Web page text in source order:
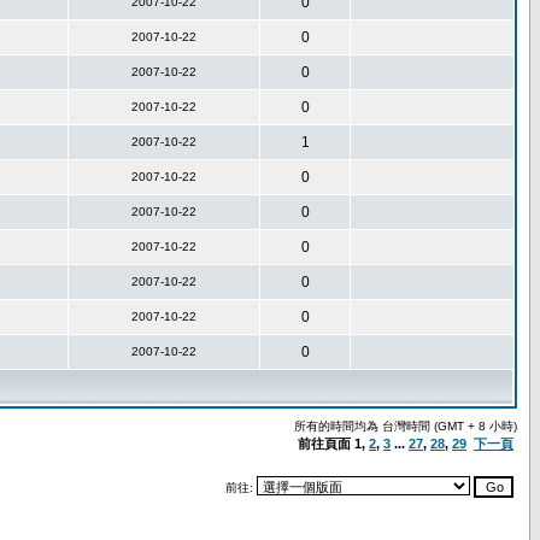
2007-10-22 0
2007-10-22 0
2007-10-22 0
2007-10-22 1
2007-10-22 0
2007-10-22 0
2007-10-22 0
2007-10-22 0
2007-10-22 0
2007-10-22 0
所有的時間均為 台灣時間 (GMT + 8 小時)
前往頁面 1, 2, 3 ... 27, 28, 29 下一頁
前往: